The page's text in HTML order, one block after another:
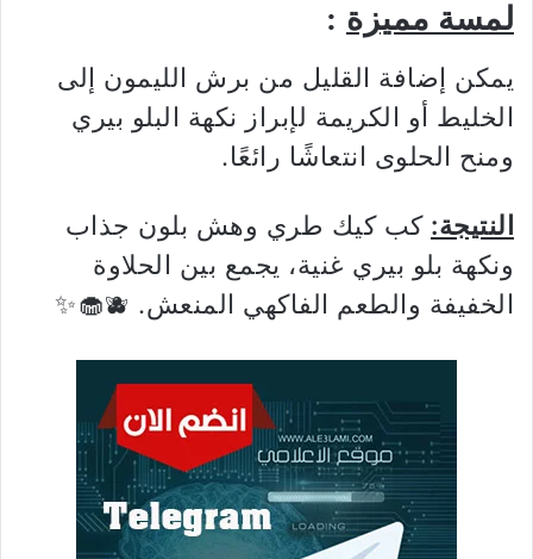
لمسة مميزة :
يمكن إضافة القليل من برش الليمون إلى
الخليط أو الكريمة لإبراز نكهة البلو بيري
ومنح الحلوى انتعاشًا رائعًا.
النتيجة: كب كيك طري وهش بلون جذاب
ونكهة بلو بيري غنية، يجمع بين الحلاوة
الخفيفة والطعم الفاكهي المنعش. 🫐🧁✨